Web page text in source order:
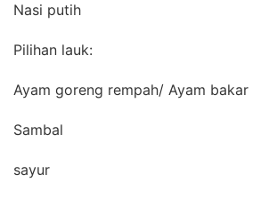
Nasi putih
Pilihan lauk:
Ayam goreng rempah/ Ayam bakar
Sambal
sayur